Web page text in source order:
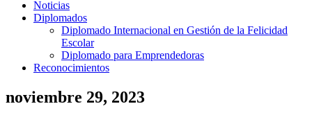
Noticias
Diplomados
Diplomado Internacional en Gestión de la Felicidad
Escolar
Diplomado para Emprendedoras
Reconocimientos
noviembre 29, 2023